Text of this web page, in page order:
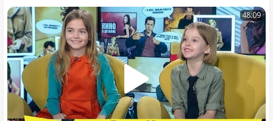
48:09